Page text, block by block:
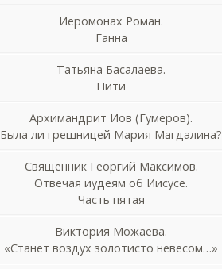
Иеромонах Роман.
Ганна
Татьяна Басалаева.
Нити
Архимандрит Иов (Гумеров).
Была ли грешницей Мария Магдалина?
Священник Георгий Максимов.
Отвечая иудеям об Иисусе.
Часть пятая
Виктория Можаева.
«Станет воздух золотисто невесом…»